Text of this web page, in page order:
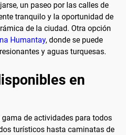
un paseo por las calles de
tranquilo y la oportunidad de
de la ciudad. Otra opción
Humantay, donde se puede
y aguas turquesas.
en
de actividades para todos
turísticos hasta caminatas de